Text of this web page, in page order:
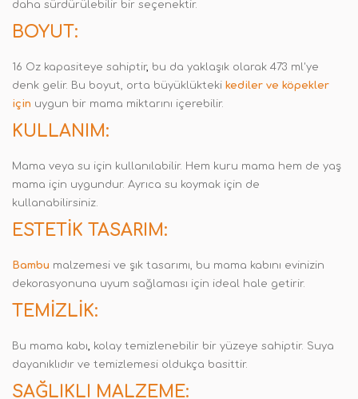
daha sürdürülebilir bir seçenektir.
BOYUT:
16 Oz kapasiteye sahiptir, bu da yaklaşık olarak 473 ml'ye
denk gelir. Bu boyut, orta büyüklükteki kediler ve köpekler
için uygun bir mama miktarını içerebilir.
KULLANIM:
Mama veya su için kullanılabilir. Hem kuru mama hem de yaş
mama için uygundur. Ayrıca su koymak için de
kullanabilirsiniz.
ESTETIK TASARIM:
Bambu malzemesi ve şık tasarımı, bu mama kabını evinizin
dekorasyonuna uyum sağlaması için ideal hale getirir.
TEMIZLIK:
Bu mama kabı, kolay temizlenebilir bir yüzeye sahiptir. Suya
dayanıklıdır ve temizlemesi oldukça basittir.
SAĞLIKLI MALZEME: